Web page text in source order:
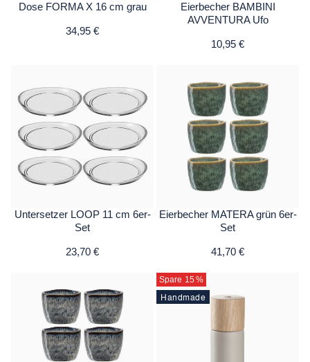
Dose FORMA X 16 cm grau
34,95 €
Eierbecher BAMBINI
AVVENTURA Ufo
10,95 €
Untersetzer LOOP 11 cm 6er-
Set
23,70 €
Eierbecher MATERA grün 6er-
Set
41,70 €
Spare 15 %
Handmade